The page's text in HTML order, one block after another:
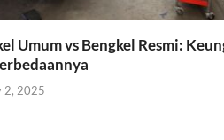
Umum vs Bengkel Resmi:
2, 2025